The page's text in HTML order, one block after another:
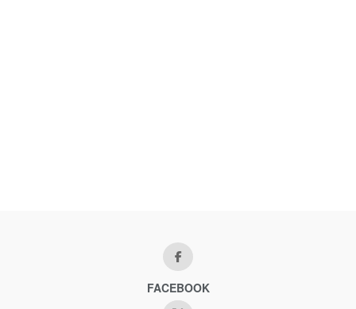
FACEBOOK